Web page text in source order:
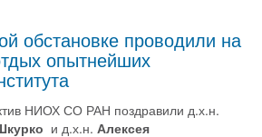
обстановке проводили на
опытнейших
НИОХ СО РАН поздравили д.х.н.
и д.х.н. Алексея